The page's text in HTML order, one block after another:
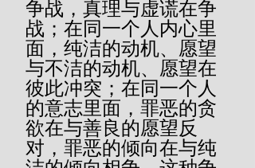
争战，真理与虚谎在争
战；在同一个人内心里
面，纯洁的动机、愿望
与不洁的动机、愿望在
彼此冲突；在同一个人
的意志里面，罪恶的贪
欲在与善良的愿望反
对，罪恶的倾向在与纯